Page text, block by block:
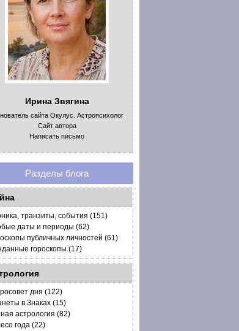
Ирина Звягина
сайта Окулус. Астропсихолог
Сайт автора
Написать письмо
Разделы блога
транзиты, события (151)
даты и периоды (62)
публичных личностей (61)
гороскопы (17)
дня (122)
в Знаках (15)
астрология (82)
года (22)